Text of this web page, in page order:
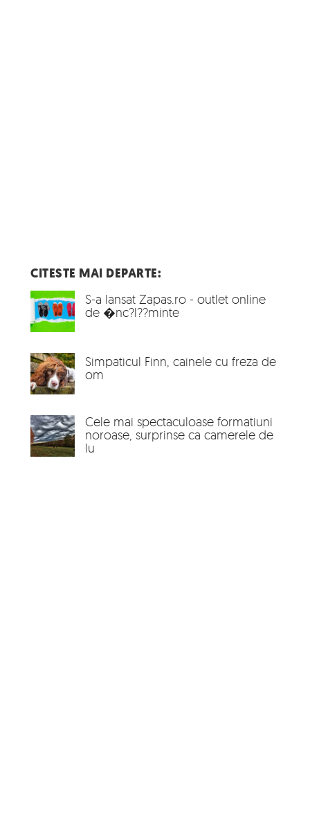
CITESTE MAI DEPARTE:
S-a lansat Zapas.ro - outlet online
de �nc?l??minte
Simpaticul Finn, cainele cu freza de
om
Cele mai spectaculoase formatiuni
noroase, surprinse ca camerele de
lu